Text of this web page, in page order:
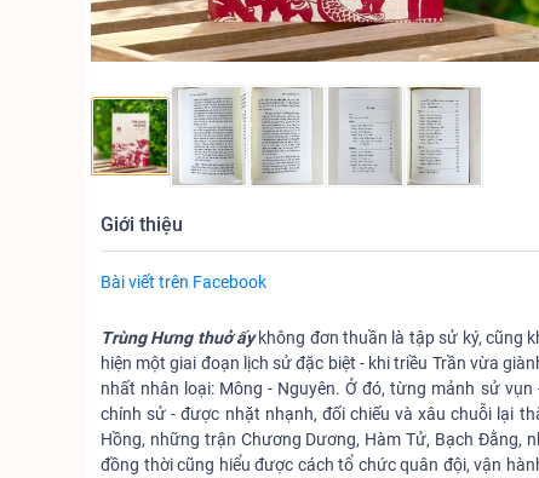
Giới thiệu
Bài viết trên Facebook
Trùng Hưng thuở ấykhông đơn thuần là tập sử ký, cũng
hiện một giai đoạn lịch sử đặc biệt - khi triều Trần vừa
nhất nhân loại: Mông - Nguyên. Ở đó, từng mảnh sử
chính sử - được nhặt nhạnh, đối chiếu và xâu chuỗi lại
Hồng, những trận Chương Dương, Hàm Tử, Bạch Đằng,
đồng thời cũng hiểu được cách tổ chức quân đội, vận